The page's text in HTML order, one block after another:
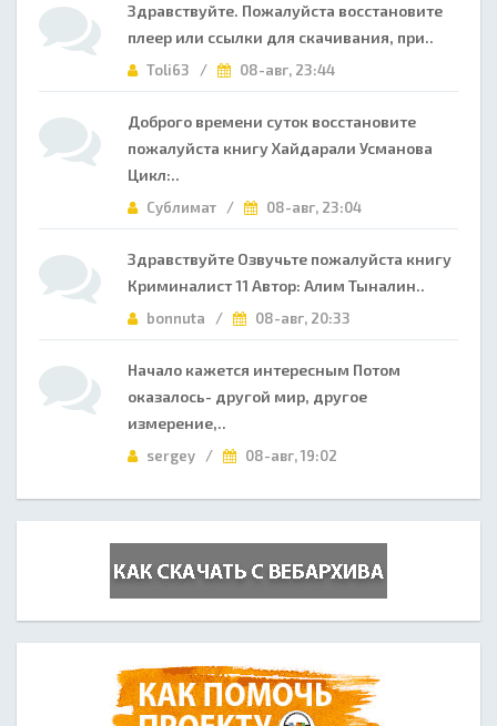
Здравствуйте. Пожалуйста восстановите
плеер или ссылки для скачивания, при..
Toli63 / 08-авг, 23:44
Доброго времени суток восстановите
пожалуйста книгу Хайдарали Усманова
Цикл:..
Сублимат / 08-авг, 23:04
Здравствуйте Озвучьте пожалуйста книгу
Криминалист 11 Автор: Алим Тыналин..
bonnuta / 08-авг, 20:33
Начало кажется интересным Потом
оказалось- другой мир, другое
измерение,..
sergey / 08-авг, 19:02